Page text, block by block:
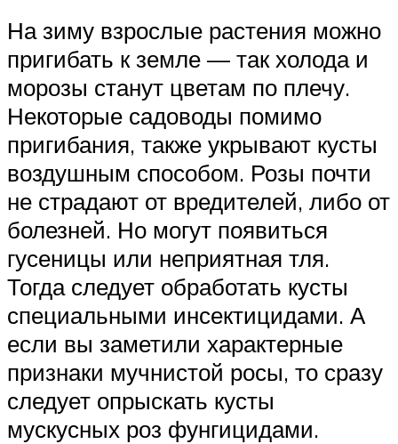
На зиму взрослые растения можно
пригибать к земле — так холода и
морозы станут цветам по плечу.
Некоторые садоводы помимо
пригибания, также укрывают кусты
воздушным способом. Розы почти
не страдают от вредителей, либо от
болезней. Но могут появиться
гусеницы или неприятная тля.
Тогда следует обработать кусты
специальными инсектицидами. А
если вы заметили характерные
признаки мучнистой росы, то сразу
следует опрыскать кусты
мускусных роз фунгицидами.